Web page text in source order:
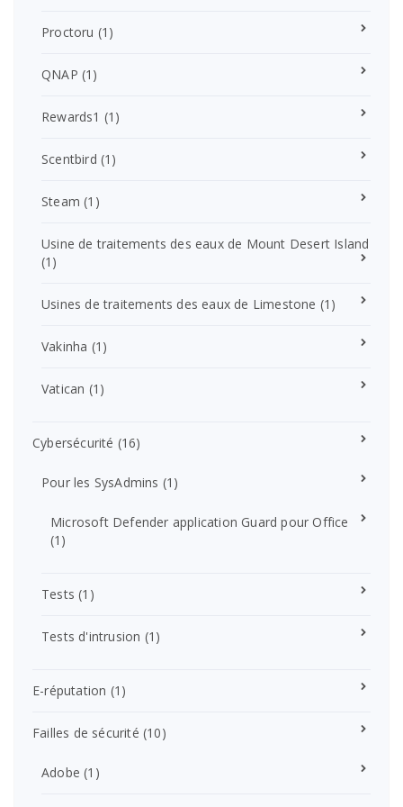
Proctoru (1)
QNAP (1)
Rewards1 (1)
Scentbird (1)
Steam (1)
Usine de traitements des eaux de Mount Desert Island
(1)
Usines de traitements des eaux de Limestone (1)
Vakinha (1)
Vatican (1)
Cybersécurité (16)
Pour les SysAdmins (1)
Microsoft Defender application Guard pour Office
(1)
Tests (1)
Tests d'intrusion (1)
E-réputation (1)
Failles de sécurité (10)
Adobe (1)